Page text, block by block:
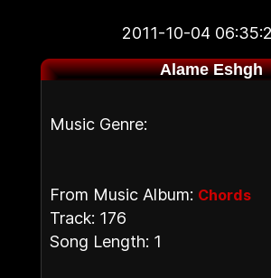
2011-10-04
Alame Eshgh
Music Genre:
From Music Album: Chords
Track: 176
Song Length: 1